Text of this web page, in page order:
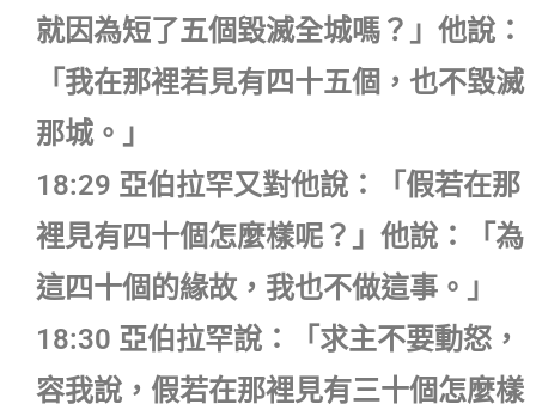
就因為短了五個毀滅全城嗎？」他說：
「我在那裡若見有四十五個，也不毀滅
那城。」
18:29 亞伯拉罕又對他說：「假若在那
裡見有四十個怎麼樣呢？」他說：「為
這四十個的緣故，我也不做這事。」
18:30 亞伯拉罕說：「求主不要動怒，
容我說，假若在那裡見有三十個怎麼樣